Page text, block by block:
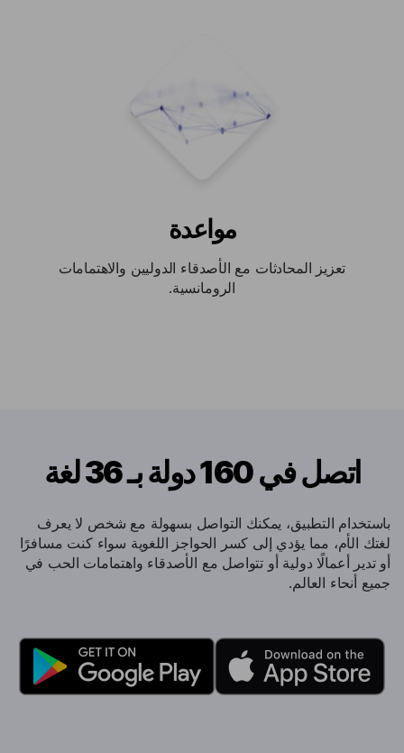
مواعدة
تعزيز المحادثات مع الأصدقاء الدوليين والاهتمامات
الرومانسية.
اتصل في 160 دولة بـ 36 لغة
باستخدام التطبيق، يمكنك التواصل بسهولة مع شخص لا يعرف
لغتك الأم، مما يؤدي إلى كسر الحواجز اللغوية سواء كنت مسافرًا
أو تدير أعمالًا دولية أو تتواصل مع الأصدقاء واهتمامات الحب في
جميع أنحاء العالم.